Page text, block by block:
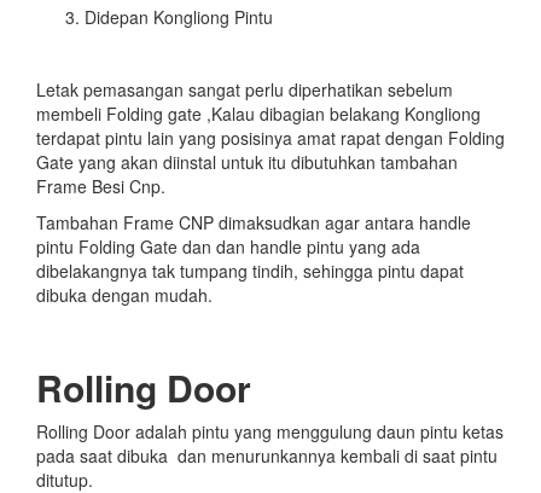
Didepan Kongliong Pintu
Letak pemasangan sangat perlu diperhatikan sebelum
membeli Folding gate ,Kalau dibagian belakang Kongliong
terdapat pintu lain yang posisinya amat rapat dengan Folding
Gate yang akan diinstal untuk itu dibutuhkan tambahan
Frame Besi Cnp.
Tambahan Frame CNP dimaksudkan agar antara handle
pintu Folding Gate dan dan handle pintu yang ada
dibelakangnya tak tumpang tindih, sehingga pintu dapat
dibuka dengan mudah.
Rolling Door
Rolling Door adalah pintu yang menggulung daun pintu ketas
pada saat dibuka dan menurunkannya kembali di saat pintu
ditutup.